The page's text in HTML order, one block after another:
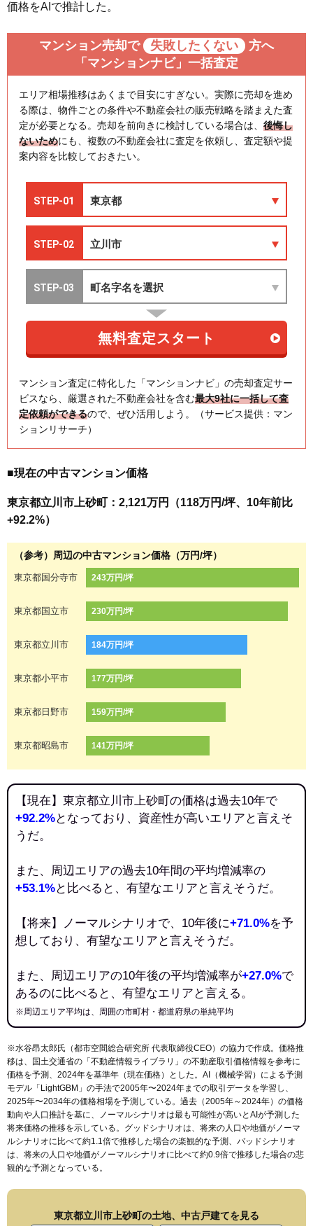
価格をAIで推計した。
マンション売却で 失敗したくない
方へ
「マンションナビ」一括査定
エリア相場推移はあくまで目安にすぎない。実際に売却を進め
る際は、物件ごとの条件や不動産会社の販売戦略を踏まえた査
定が必要となる。売却を前向きに検討している場合は、 後悔し
ないためにも、複数の不動産会社に査定を依頼し、査定額や提
案内容を比較しておきたい。
マンション査定に特化した「マンションナビ」の売却査定サー
ビスなら、厳選された不動産会社を含む最大9社に一括して査
定依頼ができるので、ぜひ活用しよう。（サービス提供：マン
ションリサーチ）
■現在の中古マンション価格
東京都立川市上砂町：2,121万円（118万円/坪、10年前比
+92.2%）
（参考）周辺の中古マンション価格（万円/坪）
東京都国分寺市 243万円/坪
東京都国立市 230万円/坪
東京都立川市 184万円/坪
東京都小平市 177万円/坪
東京都日野市 159万円/坪
東京都昭島市 141万円/坪
【現在】東京都立川市上砂町の価格は過去10年で
+92.2%となっており、資産性が高いエリアと言えそ
うだ。
また、周辺エリアの過去10年間の平均増減率の
+53.1%と比べると、有望なエリアと言えそうだ。
【将来】ノーマルシナリオで、10年後に+71.0%を予
想しており、有望なエリアと言えそうだ。
また、周辺エリアの10年後の平均増減率が+27.0%で
あるのに比べると、有望なエリアと言える。
※周辺エリア平均は、周囲の市町村・都道府県の単純平均
※水谷昂太郎氏（都市空間総合研究所 代表取締役CEO）の協力で作成。価格推
移は、国土交通省の「 不動産情報ライブラリ 」の不動産取引価格情報を参考に
価格を予測、2024年を基準年（現在価格）とした。AI（機械学習）による予測
モデル「LightGBM」の手法で2005年〜2024年までの取引データを学習し、
2025年〜2034年の価格相場を予測している。過去（2005年～2024年）の価格
動向や人口推計を基に、ノーマルシナリオは最も可能性が高いとAIが予測した
将来価格の推移を示している。グッドシナリオは、将来の人口や地価がノーマ
ルシナリオに比べて約1.1倍で推移した場合の楽観的な予測、バッドシナリオ
は、将来の人口や地価がノーマルシナリオに比べて約0.9倍で推移した場合の悲
観的な予測となっている。
東京都立川市上砂町の土地、中古戸建てを見る